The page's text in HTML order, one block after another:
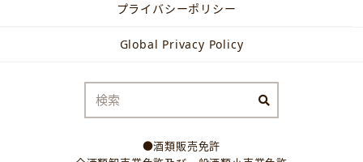
プライバシーポリシー
Global Privacy Policy
●酒類販売免許